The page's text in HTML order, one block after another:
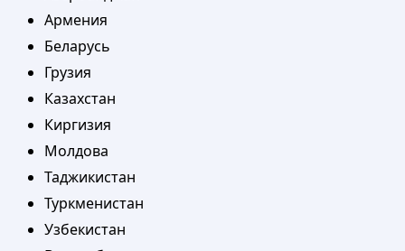
Армения
Беларусь
Грузия
Казахстан
Киргизия
Молдова
Таджикистан
Туркменистан
Узбекистан